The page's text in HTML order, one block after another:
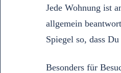
Jede Wohnung ist
allgemein
Spiegel so, dass
Besonders für